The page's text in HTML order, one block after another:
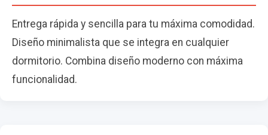
Entrega rápida y sencilla para tu máxima comodidad.
Diseño minimalista que se integra en cualquier
dormitorio. Combina diseño moderno con máxima
funcionalidad.